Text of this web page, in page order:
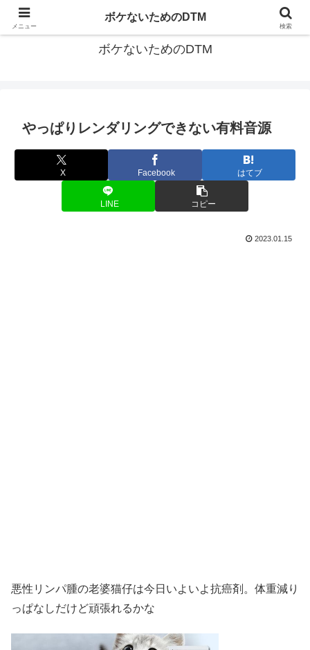
ゆる～く続ける音楽制作のあれこれや昔ばなし
ボケないためのDTM
やっぱりレンダリングできない有料音源
X Facebook はてブ
LINE コピー
2023.01.15
悪性リンパ腫の老婆猫仔は今日いよいよ抗癌剤。体重減り
っぱなしだけど頑張れるかな
メニュー
ボケないためのDTM
検索